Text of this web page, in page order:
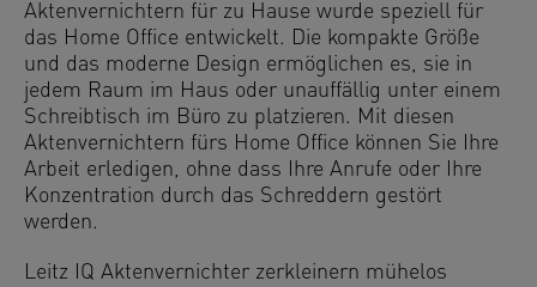
Aktenvernichtern für zu Hause wurde speziell für
das Home Office entwickelt. Die kompakte Größe
und das moderne Design ermöglichen es, sie in
jedem Raum im Haus oder unauffällig unter einem
Schreibtisch im Büro zu platzieren. Mit diesen
Aktenvernichtern fürs Home Office können Sie Ihre
Arbeit erledigen, ohne dass Ihre Anrufe oder Ihre
Konzentration durch das Schreddern gestört
werden.
Leitz IQ Aktenvernichter zerkleinern mühelos